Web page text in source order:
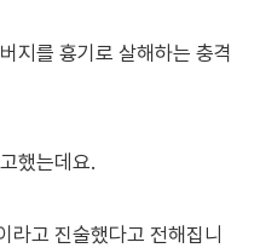
지를 흉기로 살해하는 충격
했는데요.
라고 진술했다고 전해집니